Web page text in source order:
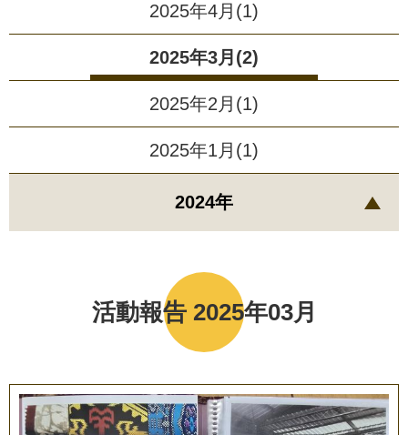
活動報告 2025年03月
2025年4月(1)
2025年3月(2)
2025年2月(1)
2025年1月(1)
2024年